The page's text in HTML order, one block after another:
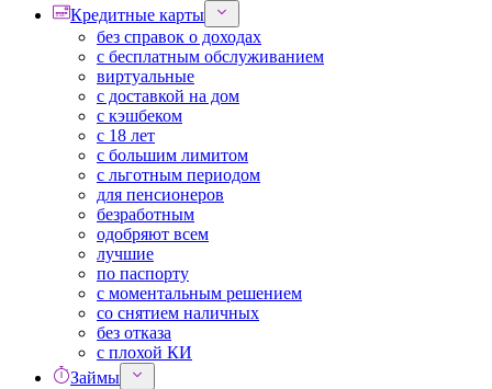
Кредитные карты
без справок о доходах
с бесплатным обслуживанием
виртуальные
с доставкой на дом
с кэшбеком
с 18 лет
с большим лимитом
с льготным периодом
для пенсионеров
безработным
одобряют всем
лучшие
по паспорту
с моментальным решением
со снятием наличных
без отказа
с плохой КИ
Займы